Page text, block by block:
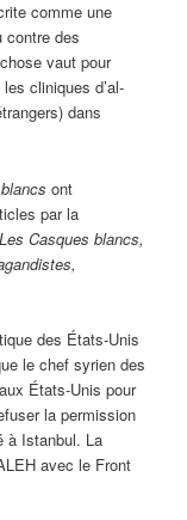
comme une
contre des
vaut pour
cliniques d’al-
dans
ont
par la
Les Casques blancs,
des États-Unis
le chef syrien des
États-Unis pour
la permission
à Istanbul. La
avec le Front